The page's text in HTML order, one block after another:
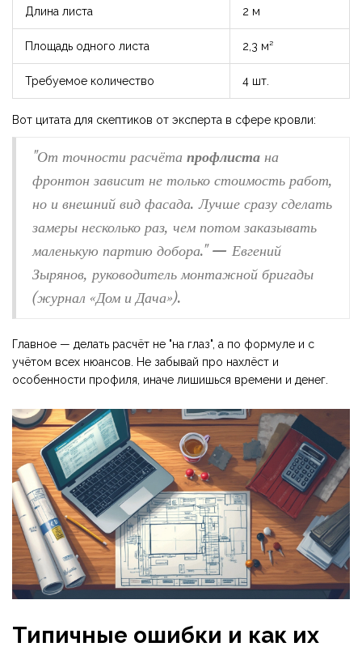
Длина листа 2 м
Площадь одного листа 2,3 м²
Требуемое количество 4 шт.
Вот цитата для скептиков от эксперта в сфере кровли:
"От точности расчёта профлиста на
фронтон зависит не только стоимость работ,
но и внешний вид фасада. Лучше сразу сделать
замеры несколько раз, чем потом заказывать
маленькую партию добора." — Евгений
Зырянов, руководитель монтажной бригады
(журнал «Дом и Дача»).
Главное — делать расчёт не "на глаз", а по формуле и с
учётом всех нюансов. Не забывай про нахлёст и
особенности профиля, иначе лишишься времени и денег.
Типичные ошибки и как их